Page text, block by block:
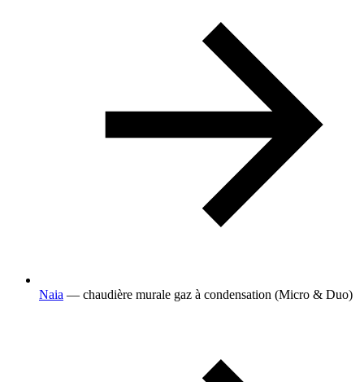
Naia — chaudière murale gaz à condensation (Micro & Duo)